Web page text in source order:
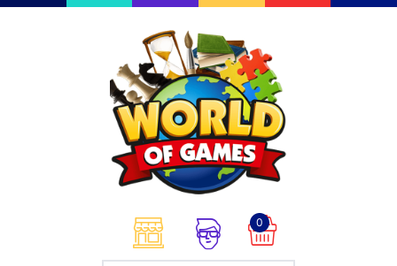
0
Επιτραπέζια
Παζλ
Παιχνίδια Καρτών
Σπαζοκεφαλιές
Κατασκευές
Καλλιτεχνικά